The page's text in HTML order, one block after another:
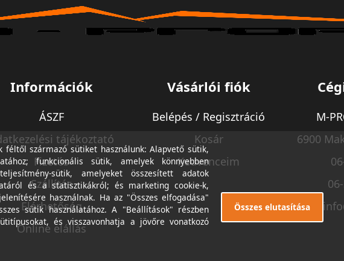
Információk
ÁSZF
tájékoztató
Fizetés
Szállítás
Elérhetőség
Online elállás
Vásárlói fiók
Belépés / Regisztráció
Kosár
Kedvenceim
M-
6900
származó sütiket használunk: Alapvető sütik,
funkcionális sütik, amelyek könnyebben
sütik, amelyeket összesített adatok
és a statisztikákról; és marketing cookie-k,
használnak. Ha az "Összes elfogadása"
sütik használatához. A "Beállítások" részben
és visszavonhatja a jövőre vonatkozó
Összes elutasítása